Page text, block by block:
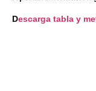
Descarga tabla y